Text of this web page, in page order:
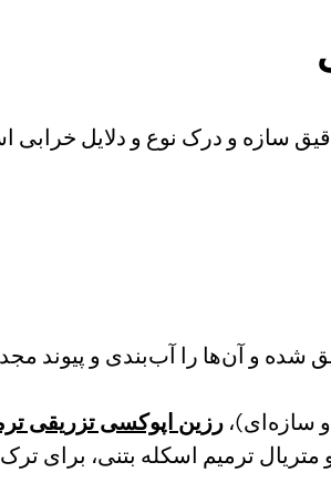
سازه و درک نوع و دلایل
شده و آن‌ها را آب‌بندی و پیوند
سازه‌ای)، رزین اپوکسی تزریقی
ترمیم اسکله بتنی، برای